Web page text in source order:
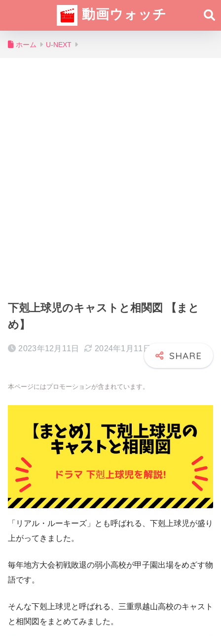
動画ウォッチ
ホーム U-NEXT
下剋上球児のキャストと相関図 【まと
め】
2023年12月11日 2024年1月11日
本ページにはプロモーションが含まれています。
「リアル・ルーキーズ」とも呼ばれる、下剋上球児が盛り
上がってきました。
毎年地方大会初戦敗退の弱小高校が甲子園出場をめざす物
語です。
そんな下剋上球児と呼ばれる、三重県越山高校のキャスト
と相関図をまとめてみました。